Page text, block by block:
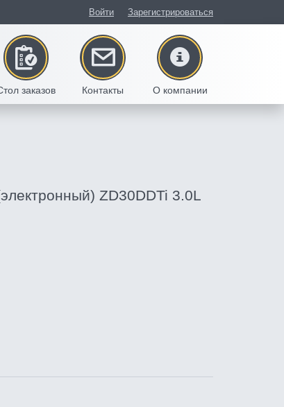
Войти Зарегистрироваться
заказов Контакты О компании
ZD30DDTi 3.0L